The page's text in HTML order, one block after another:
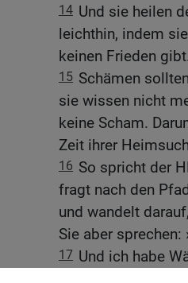
14 Und sie heilen
leichthin, indem
keinen Frieden
15 Schämen
sie wissen nicht
keine Scham.
Zeit ihrer
16 So spricht der
fragt nach den
und wandelt
Sie aber
17 Und ich habe
den Schall des